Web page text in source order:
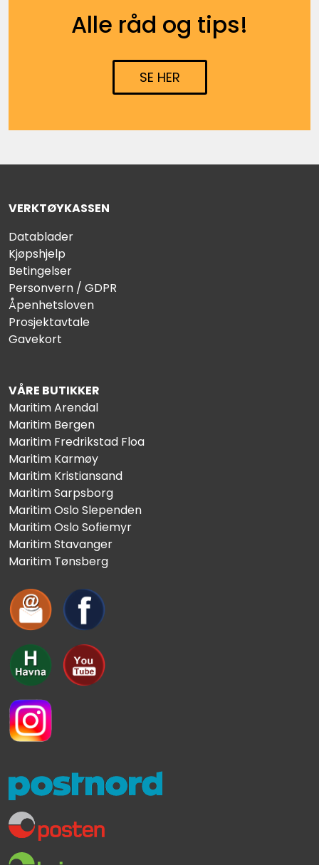
Alle råd og tips!
SE HER
VERKTØYKASSEN
Datablader
Kjøpshjelp
Betingelser
Personvern / GDPR
Åpenhetsloven
Prosjektavtale
Gavekort
VÅRE BUTIKKER
Maritim Arendal
Maritim Bergen
Maritim Fredrikstad Floa
Maritim Karmøy
Maritim Kristiansand
Maritim Sarpsborg
Maritim Oslo Slependen
Maritim Oslo Sofiemyr
Maritim Stavanger
Maritim Tønsberg